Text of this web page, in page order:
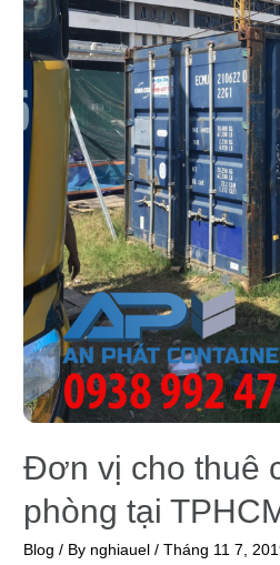
Đơn vị cho thuê
phòng tại
Blog / By nghiauel /Tháng 11 7,